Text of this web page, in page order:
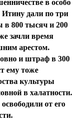
в особо
Итину дали по три
в 800 тысяч и 200
зачли время
арестом.
и штраф в 300
ему тоже
культуры
в халатности.
от его